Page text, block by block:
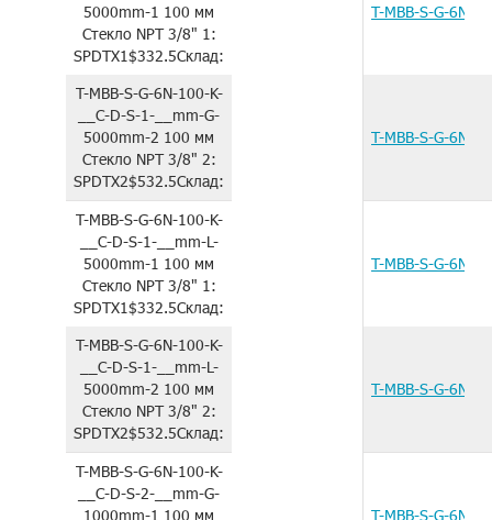
5000mm-1 100 мм
СтеклоNPT 3/8" 1:
SPDTX1$332.5Склад:
T-MBB-S-G-6N-
T-MBB-S-G-6N-100-K-
__C-D-S-1-__mm-G-
5000mm-2 100 мм
СтеклоNPT 3/8" 2:
SPDTX2$532.5Склад:
T-MBB-S-G-6N-
T-MBB-S-G-6N-100-K-
__C-D-S-1-__mm-L-
5000mm-1 100 мм
СтеклоNPT 3/8" 1:
SPDTX1$332.5Склад:
T-MBB-S-G-6N-
T-MBB-S-G-6N-100-K-
__C-D-S-1-__mm-L-
5000mm-2 100 мм
СтеклоNPT 3/8" 2:
SPDTX2$532.5Склад:
T-MBB-S-G-6N-
T-MBB-S-G-6N-100-K-
__C-D-S-2-__mm-G-
1000mm-1 100 мм
T-MBB-S-G-6N-